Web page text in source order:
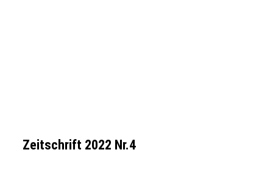
Zeitschrift 2022 Nr.4